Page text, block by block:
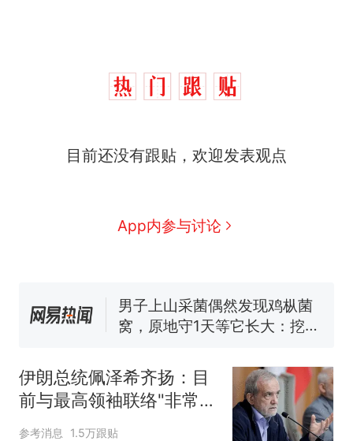
目前还没有跟贴，欢迎发表观点
App内参与讨论
么？
人生
费大厨“全国小炒肉大王”称
号，仅凭视频评出？中国烹饪
140多朵
美国渔民钓获鲨鱼徒手将其拽
回大海 目击者直呼震惊 （视频
官方通报
热
制裁瓜子饺子，美国怕什
么？
伊朗总统佩泽希齐扬：目
前与最高领袖联络"非常困
难"
参考消息 1.5万跟贴